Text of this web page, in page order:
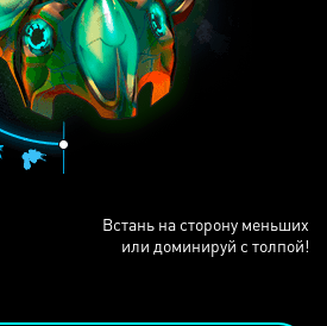
Встань на сторону меньших
или доминируй с толпой!